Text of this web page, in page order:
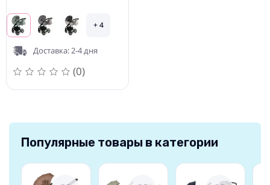
+ 4
Доставка: 2-4 дня
(0)
Популярные товары в категории